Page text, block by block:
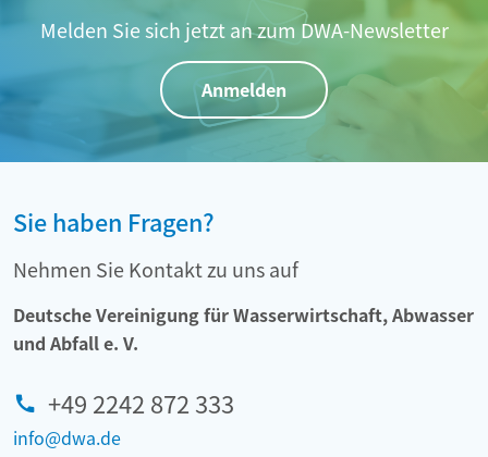
Melden Sie sich jetzt an zum DWA-Newsletter
Anmelden
Sie haben Fragen?
Nehmen Sie Kontakt zu uns auf
Deutsche Vereinigung für Wasserwirtschaft, Abwasser
und Abfall e. V.
+49 2242 872 333
info@dwa.de